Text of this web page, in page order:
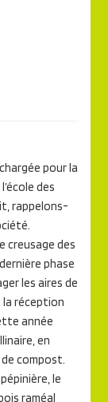
pour la
des
rappelons-
creusage des
phase
les aires de
la réception
année
en
compost.
le
raméal